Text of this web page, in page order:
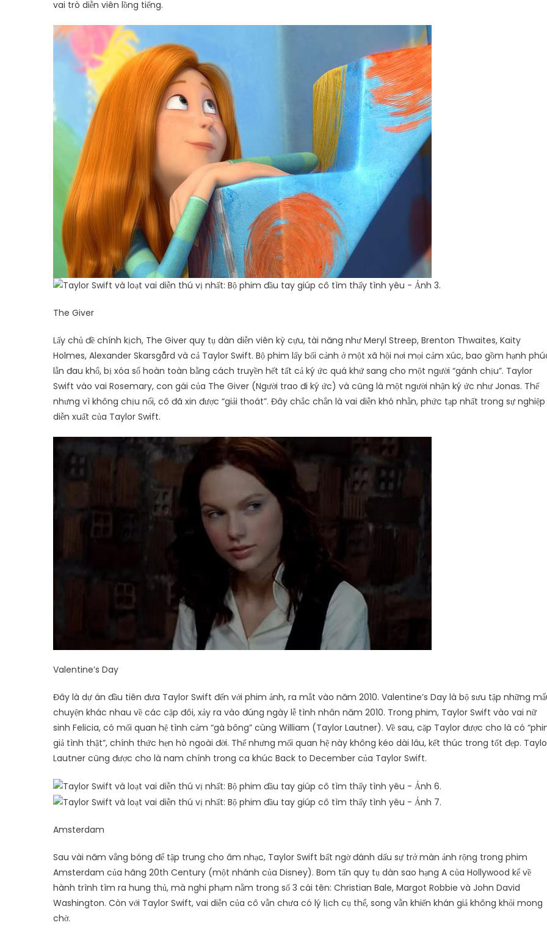
vai trò diễn viên lồng tiếng.
The Giver
Lấy chủ đề chính kịch, The Giver quy tụ dàn diễn viên kỳ cựu, tài năng như Meryl Streep, Brenton Thwaites, Kaity
Holmes, Alexander Skarsgård và cả Taylor Swift. Bộ phim lấy bối cảnh ở một xã hội nơi mọi cảm xúc, bao gồm hạnh
lẫn đau khổ, bị xóa sổ hoàn toàn bằng cách truyền hết tất cả ký ức quá khứ sang cho một người “gánh chịu”. Taylor
Swift vào vai Rosemary, con gái của The Giver (Người trao đi ký ức) và cũng là một người nhận ký ức như Jonas. Thế
nhưng vì không chịu nổi, cô đã xin được “giải thoát”. Đây chắc chắn là vai diễn khó nhằn, phức tạp nhất trong sự nghiệp
diễn xuất của Taylor Swift.
Valentine’s Day
Đây là dự án đầu tiên đưa Taylor Swift đến với phim ảnh, ra mắt vào năm 2010. Valentine’s Day là bộ sưu tập những
chuyện khác nhau về các cặp đôi, xảy ra vào đúng ngày lễ tình nhân năm 2010. Trong phim, Taylor Swift vào vai nữ
sinh Felicia, có mối quan hệ tình cảm “gà bông” cùng William (Taylor Lautner). Về sau, cặp Taylor được cho là có
giả tình thật”, chính thức hẹn hò ngoài đời. Thế nhưng mối quan hệ này không kéo dài lâu, kết thúc trong tốt đẹp.
Lautner cũng được cho là nam chính trong ca khúc Back to December của Taylor Swift.
Amsterdam
Sau vài năm vắng bóng để tập trung cho âm nhạc, Taylor Swift bất ngờ đánh dấu sự trở màn ảnh rộng trong phim
Amsterdam của hãng 20th Century (một nhánh của Disney). Bom tấn quy tụ dàn sao hạng A của Hollywood kể về
hành trình tìm ra hung thủ, mà nghi phạm nằm trong số 3 cái tên: Christian Bale, Margot Robbie và John David
Washington. Còn với Taylor Swift, vai diễn của cô vẫn chưa có lý lịch cụ thể, song vẫn khiến khán giả không khỏi mong
chờ.